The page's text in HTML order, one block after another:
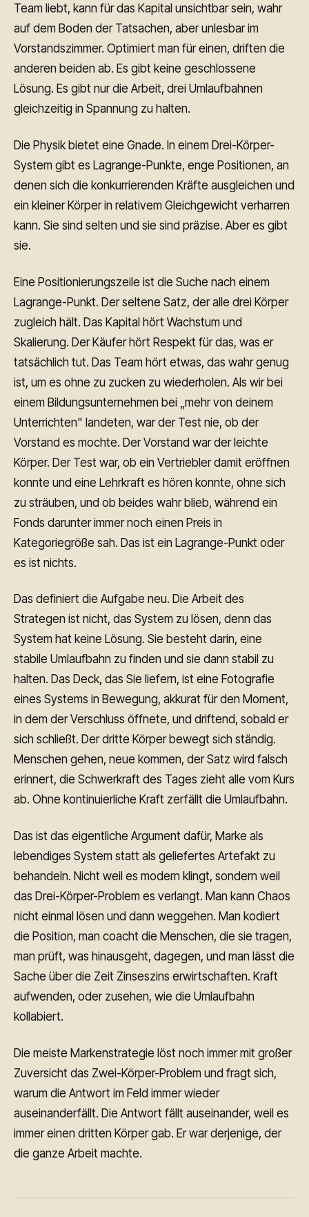
Team liebt, kann für das Kapital unsichtbar sein, wahr
auf dem Boden der Tatsachen, aber unlesbar im
Vorstandszimmer. Optimiert man für einen, driften die
anderen beiden ab. Es gibt keine geschlossene
Lösung. Es gibt nur die Arbeit, drei Umlaufbahnen
gleichzeitig in Spannung zu halten.
Die Physik bietet eine Gnade. In einem Drei-Körper-
System gibt es Lagrange-Punkte, enge Positionen, an
denen sich die konkurrierenden Kräfte ausgleichen und
ein kleiner Körper in relativem Gleichgewicht verharren
kann. Sie sind selten und sie sind präzise. Aber es gibt
sie.
Eine Positionierungszeile ist die Suche nach einem
Lagrange-Punkt. Der seltene Satz, der alle drei Körper
zugleich hält. Das Kapital hört Wachstum und
Skalierung. Der Käufer hört Respekt für das, was er
tatsächlich tut. Das Team hört etwas, das wahr genug
ist, um es ohne zu zucken zu wiederholen. Als wir bei
einem Bildungsunternehmen bei „mehr von deinem
Unterrichten" landeten, war der Test nie, ob der
Vorstand es mochte. Der Vorstand war der leichte
Körper. Der Test war, ob ein Vertriebler damit eröffnen
konnte und eine Lehrkraft es hören konnte, ohne sich
zu sträuben, und ob beides wahr blieb, während ein
Fonds darunter immer noch einen Preis in
Kategoriegröße sah. Das ist ein Lagrange-Punkt oder
es ist nichts.
Das definiert die Aufgabe neu. Die Arbeit des
Strategen ist nicht, das System zu lösen, denn das
System hat keine Lösung. Sie besteht darin, eine
stabile Umlaufbahn zu finden und sie dann stabil zu
halten. Das Deck, das Sie liefern, ist eine Fotografie
eines Systems in Bewegung, akkurat für den Moment,
in dem der Verschluss öffnete, und driftend, sobald er
sich schließt. Der dritte Körper bewegt sich ständig.
Menschen gehen, neue kommen, der Satz wird falsch
erinnert, die Schwerkraft des Tages zieht alle vom Kurs
ab. Ohne kontinuierliche Kraft zerfällt die Umlaufbahn.
Das ist das eigentliche Argument dafür, Marke als
lebendiges System statt als geliefertes Artefakt zu
behandeln. Nicht weil es modern klingt, sondern weil
das Drei-Körper-Problem es verlangt. Man kann Chaos
nicht einmal lösen und dann weggehen. Man kodiert
die Position, man coacht die Menschen, die sie tragen,
man prüft, was hinausgeht, dagegen, und man lässt die
Sache über die Zeit Zinseszins erwirtschaften. Kraft
aufwenden, oder zusehen, wie die Umlaufbahn
kollabiert.
Die meiste Markenstrategie löst noch immer mit großer
Zuversicht das Zwei-Körper-Problem und fragt sich,
warum die Antwort im Feld immer wieder
auseinanderfällt. Die Antwort fällt auseinander, weil es
immer einen dritten Körper gab. Er war derjenige, der
die ganze Arbeit machte.